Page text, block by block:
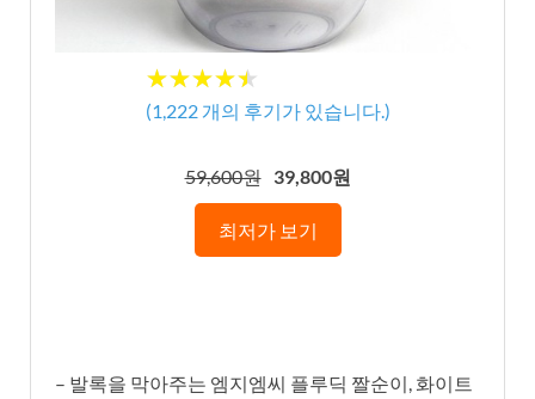
★★★★★
★★★★★
(1,222개의 후기가 있습니다.)
59,600원 39,800원
최저가 보기
– 발록을 막아주는 엠지엠씨 플루딕 짤순이, 화이트